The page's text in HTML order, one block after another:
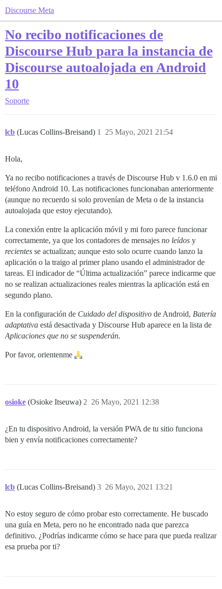
Discourse Meta
No recibo notificaciones de
Discourse Hub para la instancia de
Discourse autoalojada en Android
10
Soporte
lcb (Lucas Collins-Breisand) 25 Mayo, 2021 21:54
1
Hola,
Ya no recibo notificaciones a través de Discourse Hub v 1.6.0 en mi
teléfono Android 10. Las notificaciones funcionaban anteriormente
(aunque no recuerdo si solo provenían de Meta o de la instancia
autoalojada que estoy ejecutando).
La conexión entre la aplicación móvil y mi foro parece funcionar
correctamente, ya que los contadores de mensajes no leídos y
recientes se actualizan; aunque esto solo ocurre cuando lanzo la
aplicación o la traigo al primer plano usando el administrador de
tareas. El indicador de “Última actualización” parece indicarme que
no se realizan actualizaciones reales mientras la aplicación está en
segundo plano.
En la configuración de Cuidado del dispositivo de Android, Batería
adaptativa está desactivada y Discourse Hub aparece en la lista de
Aplicaciones que no se suspenderán.
Por favor, orientenme
osioke (Osioke Itseuwa) 26 Mayo, 2021 12:38
2
¿En tu dispositivo Android, la versión PWA de tu sitio funciona
bien y envía notificaciones correctamente?
lcb (Lucas Collins-Breisand) 26 Mayo, 2021 13:21
3
No estoy seguro de cómo probar esto correctamente. He buscado
una guía en Meta, pero no he encontrado nada que parezca
definitivo. ¿Podrías indicarme cómo se hace para que pueda realizar
esa prueba por ti?